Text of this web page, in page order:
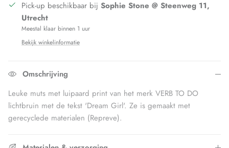
Pick-up beschikbaar bij Sophie Stone @ Steenweg 11,
Utrecht
Meestal klaar binnen 1 uur
Bekijk winkelinformatie
Omschrijving
Leuke muts met luipaard print van het merk VERB TO DO
lichtbruin met de tekst 'Dream Girl'. Ze is gemaakt met
gerecyclede materialen (Repreve).